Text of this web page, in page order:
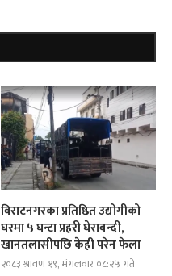
विराटनगरका प्रतिष्ठित उद्योगीको
घरमा ५ घन्टा प्रहरी घेराबन्दी,
खानतलासीपछि केही परेन फेला
२०८३ श्रावण १९, मंगलवार ०८:२५ गते